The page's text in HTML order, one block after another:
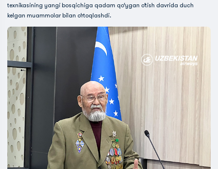
texnikasining yangi bosqichiga qadam qo‘ygan o‘tish davrida duch
kelgan muammolar bilan o‘rtoqlashdi.